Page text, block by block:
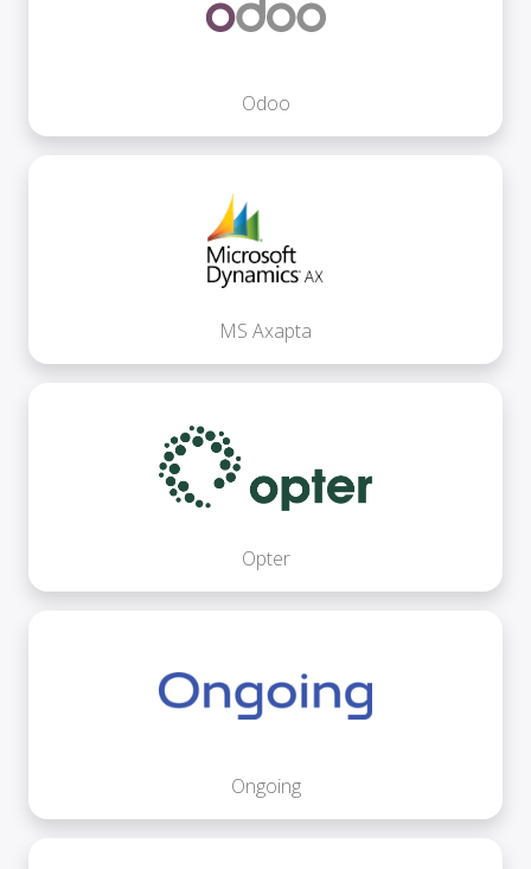
Odoo
MS Axapta
Opter
Ongoing